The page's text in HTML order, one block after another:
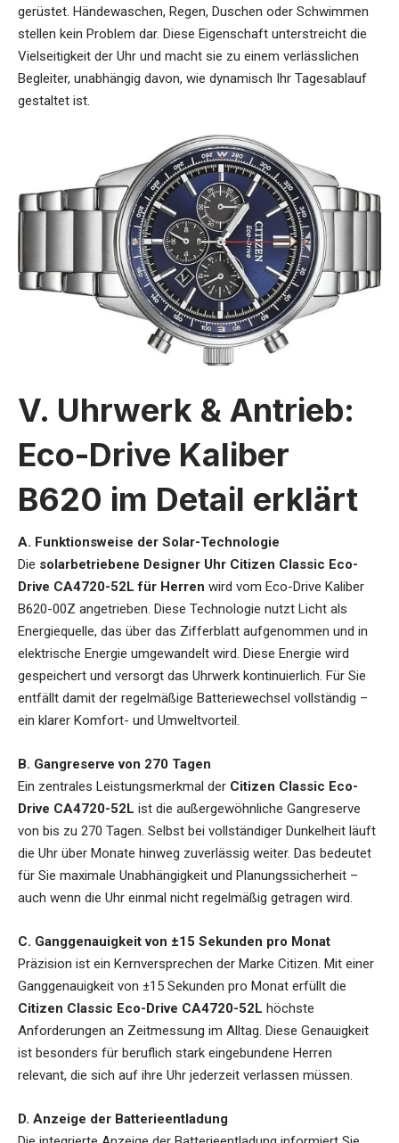
gerüstet. Händewaschen, Regen, Duschen oder Schwimmen
stellen kein Problem dar. Diese Eigenschaft unterstreicht die
Vielseitigkeit der Uhr und macht sie zu einem verlässlichen
Begleiter, unabhängig davon, wie dynamisch Ihr Tagesablauf
gestaltet ist.
V. Uhrwerk & Antrieb:
Eco-Drive Kaliber
B620 im Detail erklärt
A. Funktionsweise der Solar-Technologie
Die solarbetriebene Designer Uhr Citizen Classic Eco-
Drive CA4720-52L für Herren wird vom Eco-Drive Kaliber
B620-00Z angetrieben. Diese Technologie nutzt Licht als
Energiequelle, das über das Zifferblatt aufgenommen und in
elektrische Energie umgewandelt wird. Diese Energie wird
gespeichert und versorgt das Uhrwerk kontinuierlich. Für Sie
entfällt damit der regelmäßige Batteriewechsel vollständig –
ein klarer Komfort- und Umweltvorteil.
B. Gangreserve von 270 Tagen
Ein zentrales Leistungsmerkmal der Citizen Classic Eco-
Drive CA4720-52L ist die außergewöhnliche Gangreserve
von bis zu 270 Tagen. Selbst bei vollständiger Dunkelheit läuft
die Uhr über Monate hinweg zuverlässig weiter. Das bedeutet
für Sie maximale Unabhängigkeit und Planungssicherheit –
auch wenn die Uhr einmal nicht regelmäßig getragen wird.
C. Ganggenauigkeit von ±15 Sekunden pro Monat
Präzision ist ein Kernversprechen der Marke Citizen. Mit einer
Ganggenauigkeit von ±15 Sekunden pro Monat erfüllt die
Citizen Classic Eco-Drive CA4720-52L höchste
Anforderungen an Zeitmessung im Alltag. Diese Genauigkeit
ist besonders für beruflich stark eingebundene Herren
relevant, die sich auf ihre Uhr jederzeit verlassen müssen.
D. Anzeige der Batterieentladung